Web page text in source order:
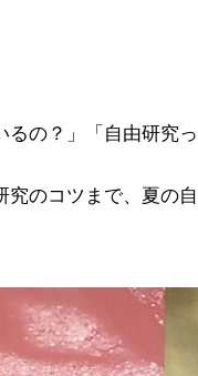
の？」「自由研究っ
のコツまで、夏の自